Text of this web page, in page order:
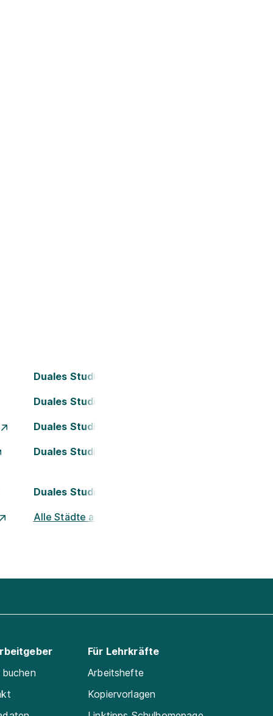
Duales Studium Bielefeld
Duales Studium Darmstadt
Duales Studium Essen
Duales Studium Kassel
Duales Studium Nürnberg
Alle Städte ansehen
Für Lehrkräfte
Arbeitshefte
Kopiervorlagen